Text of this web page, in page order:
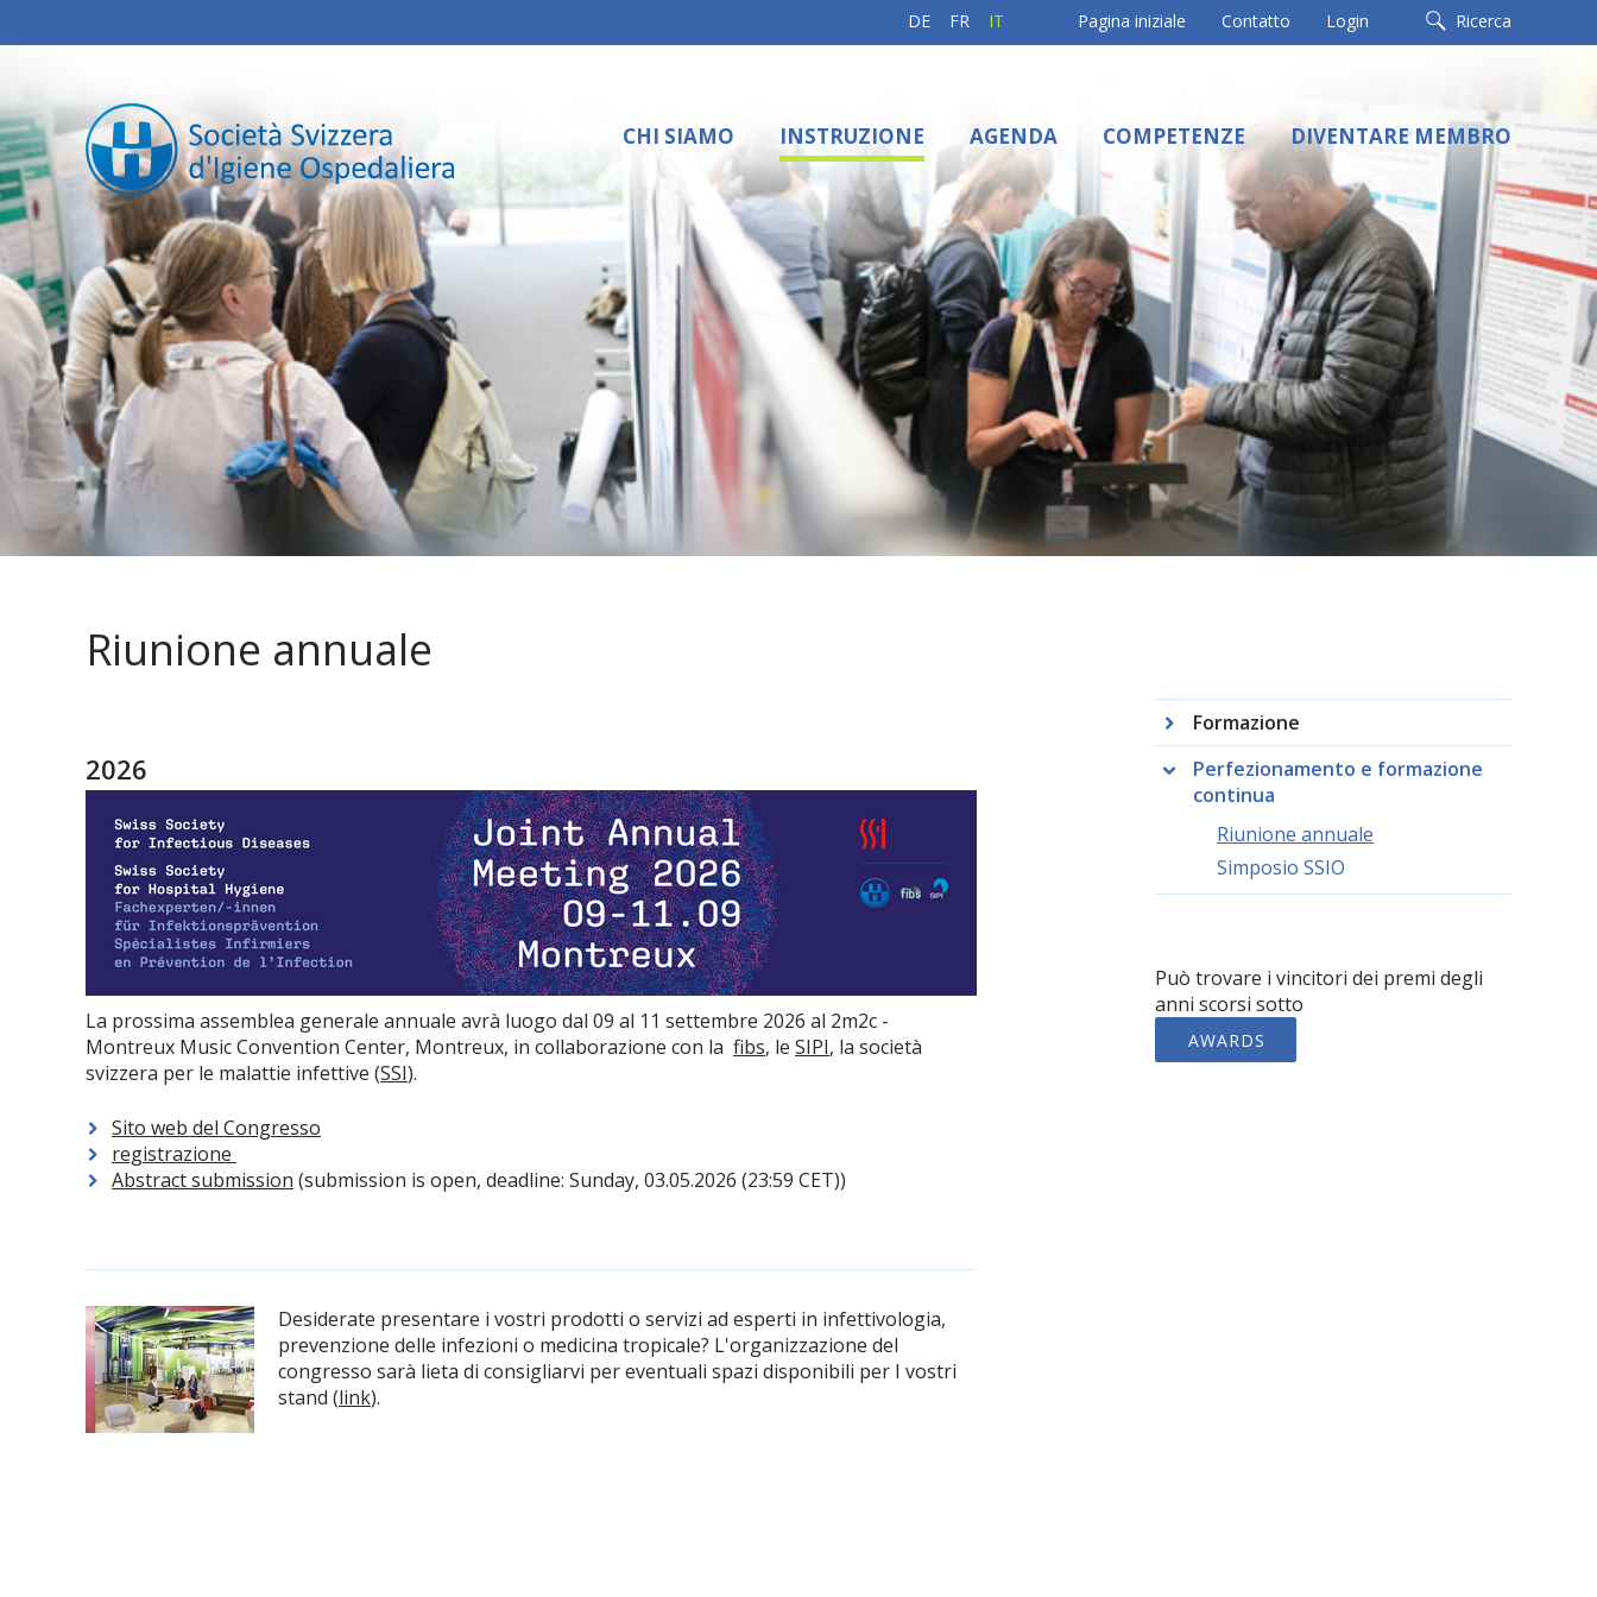
Ricerca
Pagina iniziale Contatto Login
DE FR IT
CHI SIAMO INSTRUZIONE AGENDA COMPETENZE DIVENTARE MEMBRO
Riunione annuale
2026
La prossima assemblea generale annuale avrà luogo dal 09 al 11 settembre 2026 al 2m2c -
Montreux Music Convention Center, Montreux, in collaborazione con la fibs, le SIPI, la società
svizzera per le malattie infettive (SSI).
Sito web del Congresso
registrazione
Abstract submission (submission is open, deadline: Sunday, 03.05.2026 (23:59 CET))
Desiderate presentare i vostri prodotti o servizi ad esperti in infettivologia,
prevenzione delle infezioni o medicina tropicale? L'organizzazione del
congresso sarà lieta di consigliarvi per eventuali spazi disponibili per I vostri
stand (link).
Formazione
Perfezionamento e formazione
continua
Riunione annuale
Simposio SSIO
Può trovare i vincitori dei premi degli
anni scorsi sotto
AWARDS